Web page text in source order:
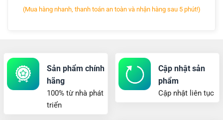
(Mua hàng nhanh, thanh toán an toàn và nhận hàng sau 5 phút!)
Sản phẩm chính
hãng
100% từ nhà phát
triển
Cập nhật sản
phẩm
Cập nhật liên tục